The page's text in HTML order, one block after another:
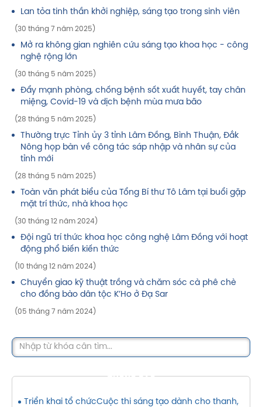
Lan tỏa tinh thần khởi nghiệp, sáng tạo trong sinh viên
(30 tháng 7 năm 2025)
Mở ra không gian nghiên cứu sáng tạo khoa học - công
nghệ rộng lớn
(30 tháng 5 năm 2025)
Đẩy mạnh phòng, chống bệnh sốt xuất huyết, tay chân
miệng, Covid-19 và dịch bệnh mùa mưa bão
(28 tháng 5 năm 2025)
Thường trực Tỉnh ủy 3 tỉnh Lâm Đồng, Bình Thuận, Đắk
Nông họp bàn về công tác sáp nhập và nhân sự của
tỉnh mới
(28 tháng 5 năm 2025)
Toàn văn phát biểu của Tổng Bí thư Tô Lâm tại buổi gặp
mặt trí thức, nhà khoa học
(30 tháng 12 năm 2024)
Đội ngũ trí thức khoa học công nghệ Lâm Đồng với hoạt
động phổ biến kiến thức
(10 tháng 12 năm 2024)
Chuyển giao kỹ thuật trồng và chăm sóc cà phê chè
cho đồng bào dân tộc K’Ho ở Đạ Sar
(05 tháng 7 năm 2024)
THÔNG BÁO
Triển khai tổ chứcCuộc thi sáng tạo dành cho thanh,